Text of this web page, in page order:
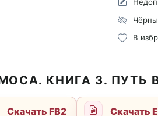
В
КНИГА 3. ПУТЬ
Скачать FB2 Скачать